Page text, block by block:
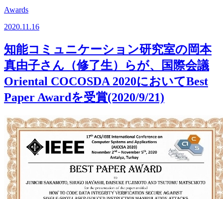
Awards
2020.11.16
知能コミュニケーション研究室の岡本
真由子さん（修了生）らが、国際会議
Oriental COCOSDA 2020においてBest
Paper Awardを受賞(2020/9/21)